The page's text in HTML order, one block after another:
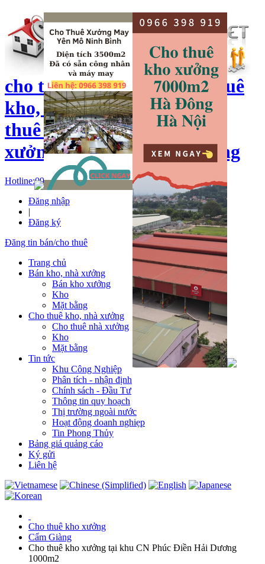
cho thuê kho xưởng, cho thuê
kho, kho xưởng hà nội, cho
thuê nhà xưởng, cho thuê
xưởng, kho xưởng hải dương
Hotline:0966 398 919
Đăng nhập
|
Đăng ký
Đăng tin bán/cho thuê
Trang chủ
Bán kho, nhà xưởng
Bán kho xưởng
Kho
Mặt bằng
Cho thuê kho, nhà xưởng
Cho thuê nhà xưởng
Kho
Mặt bằng
Tin tức
Khu Công Nghiệp
Phân tích - nhận định
Chính sách - Đầu Tư
Thông tin quy hoạch
Thị trường ngoài nước
Hoạt động doanh nghiẹp
Tin Phong Thủy
Bảng giá quảng cáo
Ký gửi
Liên hệ
Cho thuê kho xưởng
Cẩm Giàng
Cho thuê kho xưởng tại khu CN Phúc Điền Hải Dương
1000m2